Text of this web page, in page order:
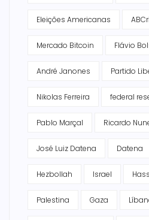
Eleições Americanas
Mercado Bitcoin Flávio
André Janones Partido
Nikolas Ferreira federal
Pablo Marçal Ricardo
José Luiz Datena Datena
Hezbollah Israel
Palestina Gaza